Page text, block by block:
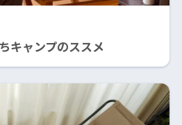
キャンプのススメ